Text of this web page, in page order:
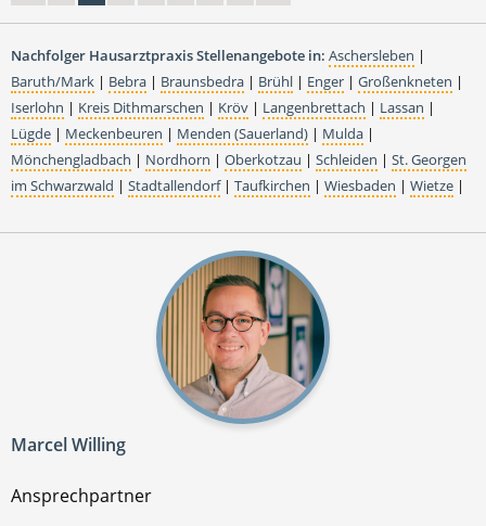
Nachfolger Hausarztpraxis Stellenangebote in: Aschersleben |
Baruth/Mark | Bebra | Braunsbedra | Brühl | Enger | Großenkneten |
Iserlohn | Kreis Dithmarschen | Kröv | Langenbrettach | Lassan |
Lügde | Meckenbeuren | Menden (Sauerland) | Mulda |
Mönchengladbach | Nordhorn | Oberkotzau | Schleiden | St. Georgen
im Schwarzwald | Stadtallendorf| Taufkirchen | Wiesbaden | Wietze |
Marcel Willing
Ansprechpartner